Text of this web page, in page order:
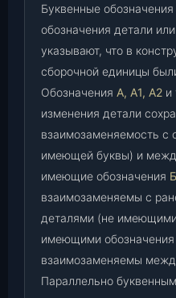
Буквенные обозначения
обозначения детали
указывают, что в
сборочной единицы
Обозначения А, А1, А2 и
изменения детали
взаимозаменяемость с
имеющей буквы) и
имеющие обозначения
взаимозаменяемы с
деталями (не
имеющими обозначения
взаимозаменяемы
Параллельно